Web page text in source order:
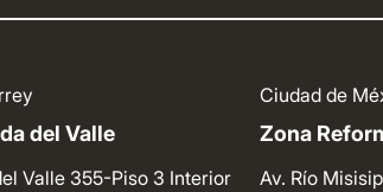
del Valle
Valle 355-Piso 3 Interior
Ciudad de
Zona
Av. Río